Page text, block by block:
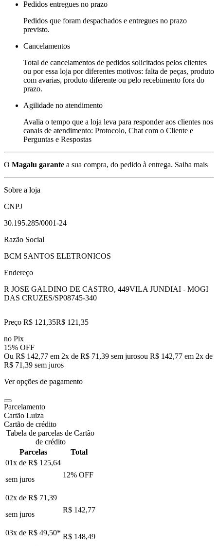
Pedidos entregues no prazo
Pedidos que foram despachados e entregues no prazo
previsto.
Cancelamentos
Total de cancelamentos de pedidos solicitados pelos clientes
ou por essa loja por diferentes motivos: falta de peças, produto
com avarias, produto diferente ou pelo recebimento fora do
prazo.
Agilidade no atendimento
Avalia o tempo que a loja leva para responder aos clientes nos
canais de atendimento: Protocolo, Chat com o Cliente e
Perguntas e Respostas
O Magalu garante a sua compra, do pedido à entrega. Saiba mais
Sobre a loja
CNPJ
30.195.285/0001-24
Razão Social
BCM SANTOS ELETRONICOS
Endereço
R JOSE GALDINO DE CASTRO, 449VILA JUNDIAI - MOGI
DAS CRUZES/SP08745-340
Preço R$ 121,35R$ 121 ,35
no Pix
15% OFF
Ou R$ 142,77 em 2x de R$ 71,39 sem jurosou R$ 142,77 em 2x de
R$ 71,39 sem juros
Ver opções de pagamento
Parcelamento
Cartão Luiza
Cartão de crédito
Tabela de parcelas de Cartão
de crédito
Parcelas
Total
01x de R$ 125,64
sem juros
12% OFF
02x de R$ 71,39
sem juros
R$ 142,77
03x de R$ 49,50* R$ 148,49